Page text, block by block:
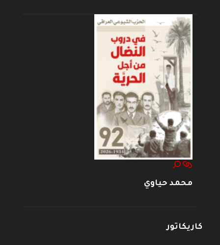
محمد حياوي
كاريكاتور